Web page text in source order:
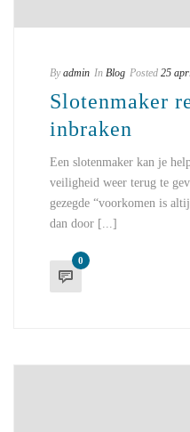
By admin In Blog Posted 25
Slotenmaker
inbraken
Een slotenmaker kan je
veiligheid weer terug te
gezegde “voorkomen is
dan door [...]
0